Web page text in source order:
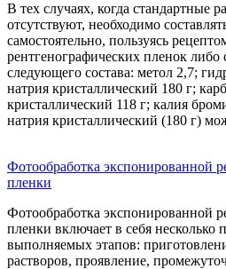
В тех случаях, когда стандартные
отсутствуют, необходимо
самостоятельно, пользуясь
рентгенографических пленок
следующего состава: метол 2,7;
натрия кристаллический 180 г;
кристаллический 118 г; калия
натрия кристаллический (180 г)
Фотообработка экспонированной
пленки
Фотообработка экспонированной
пленки включает в себя несколько
выполняемых этапов:
растворов, проявление,